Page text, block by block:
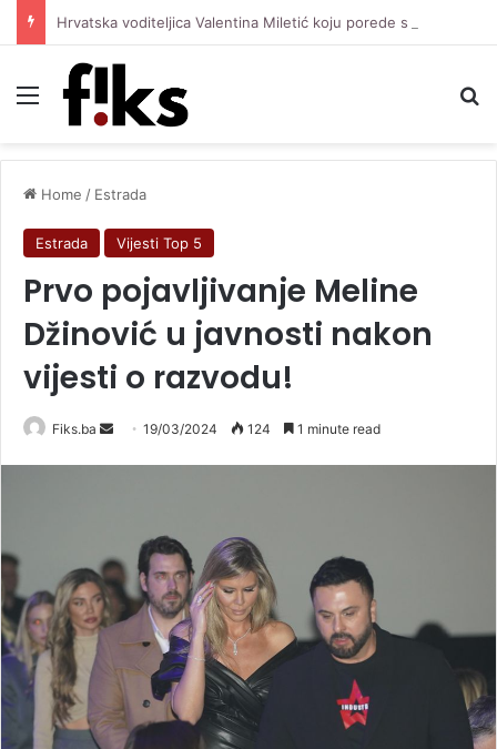
Menu
Home / Estrada
Estrada Vijesti Top 5
Prvo pojavljivanje Meline
Džinović u javnosti nakon
vijesti o razvodu!
Fiks.ba
Send19/03/2024 124 1 minute read